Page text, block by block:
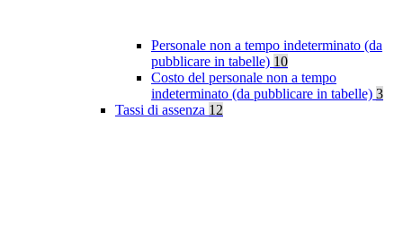
Personale non a tempo indeterminato (da
pubblicare in tabelle) 10
Costo del personale non a tempo
indeterminato (da pubblicare in tabelle) 3
Tassi di assenza 12